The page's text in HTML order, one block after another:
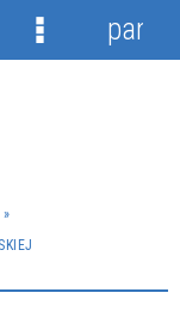
Menu
panel